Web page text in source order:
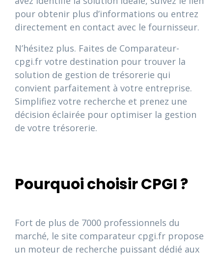
pour obtenir plus d’informations ou entrez
directement en contact avec le fournisseur.
N’hésitez plus. Faites de Comparateur-
cpgi.fr votre destination pour trouver la
solution de gestion de trésorerie qui
convient parfaitement à votre entreprise.
Simplifiez votre recherche et prenez une
décision éclairée pour optimiser la gestion
de votre trésorerie.
Pourquoi choisir CPGI ?
Fort de plus de 7000 professionnels du
marché, le site comparateur cpgi.fr propose
un moteur de recherche puissant dédié aux